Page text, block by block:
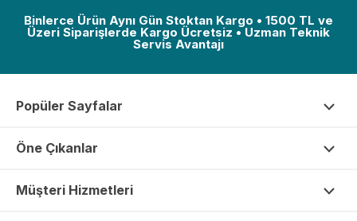
Binlerce Ürün Aynı Gün Stoktan Kargo • 1500 TL ve
Üzeri Siparişlerde Kargo Ücretsiz • Uzman Teknik
Servis Avantajı
Popüler Sayfalar
Öne Çıkanlar
Müşteri Hizmetleri